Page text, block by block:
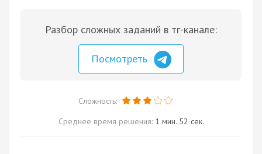
Разбор сложных заданий в тг-канале:
Посмотреть
Сложность:
Среднее время решения: 1 мин. 52 сек.